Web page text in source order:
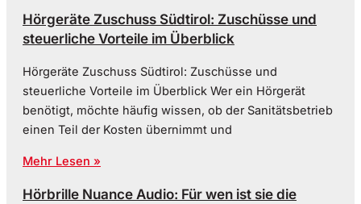
Hörgeräte Zuschuss Südtirol: Zuschüsse und
steuerliche Vorteile im Überblick
Hörgeräte Zuschuss Südtirol: Zuschüsse und
steuerliche Vorteile im Überblick Wer ein Hörgerät
benötigt, möchte häufig wissen, ob der Sanitätsbetrieb
einen Teil der Kosten übernimmt und
Mehr Lesen »
Hörbrille Nuance Audio: Für wen ist sie die